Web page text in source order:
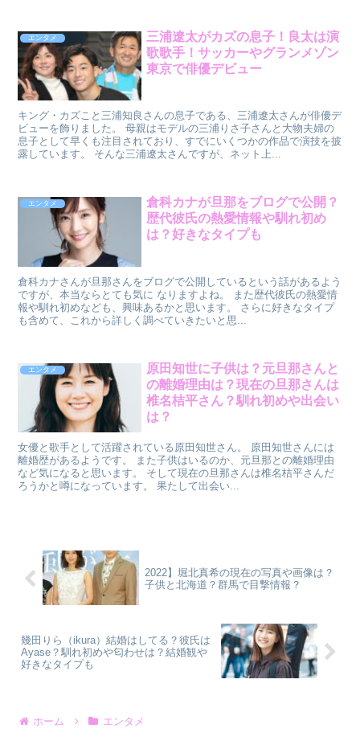
エンタメ
三浦遼太がカズの息子！良太は演
歌歌手！サッカーやグランメゾン
東京で俳優デビュー
キング・カズこと三浦知良さんの息子である、三浦遼太さんが俳優デ
ビューを飾りました。 母親はモデルの三浦りさ子さんと大物夫婦の
息子として早くも注目されており、すでにいくつかの作品で演技を披
露しています。 そんな三浦遼太さんですが、ネット上...
エンタメ
倉科カナが旦那をブログで公開？
歴代彼氏の熱愛情報や馴れ初め
は？好きなタイプも
倉科カナさんが旦那さんをブログで公開しているという話があるよう
ですが、本当ならとても気に なりますよね。 また歴代彼氏の熱愛情
報や馴れ初めなども、興味あるかと思います。 さらに好きなタイプ
も含めて、これから詳しく調べていきたいと思...
エンタメ
原田知世に子供は？元旦那さんと
の離婚理由は？現在の旦那さんは
椎名桔平さん？馴れ初めや出会い
は？
女優と歌手として活躍されている原田知世さん。 原田知世さんには
離婚歴があるようです。 また子供はいるのか、元旦那との離婚理由
など気になると思います。 そして現在の旦那さんは椎名桔平さんだ
ろうかと噂になっています。 果たして出会い...
2022】堀北真希の現在の写真や画像は？
子供と北海道？群馬で目撃情報？
幾田りら（ikura）結婚はしてる？彼氏は
Ayase？馴れ初めや匂わせは？結婚観や
好きなタイプも
ホーム エンタメ